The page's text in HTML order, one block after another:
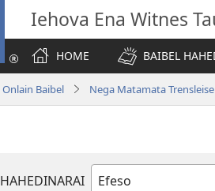
Iehova Ena Witnes
HOME
BAIBEL
Onlain Baibel Nega Matamata
HAHEDINARAI